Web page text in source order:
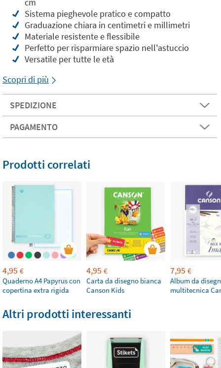
cm
Sistema pieghevole pratico e compatto
Graduazione chiara in centimetri e millimetri
Materiale resistente e flessibile
Perfetto per risparmiare spazio nell'astuccio
Versatile per tutte le età
Scopri di più
SPEDIZIONE
PAGAMENTO
Prodotti correlati
4,95 €
Quaderno A4 Papyrus con
copertina extra rigida
4,95 €
Carta da disegno bianca
Canson Kids
7,95 €
Album da
multitecnica
Altri prodotti interessanti